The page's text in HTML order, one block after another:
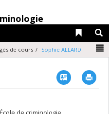
Liens
de cours Sophie ALLARD
Vcard